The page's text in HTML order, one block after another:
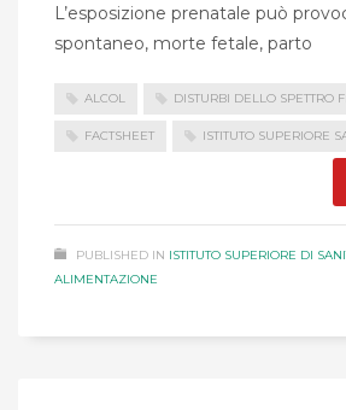
L’esposizione prenatale può
spontaneo, morte fetale, parto
ALCOL DISTURBI DELLO SPETTRO
FACTSHEET ISTITUTO SUPERIORE
PUBLISHED IN ISTITUTO SUPERIORE DI
ALIMENTAZIONE